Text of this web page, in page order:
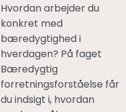
Hvordan arbejder du
konkret med
bæredygtighed i
hverdagen? På faget
Bæredygtig
forretningsforståelse får
du indsigt i, hvordan